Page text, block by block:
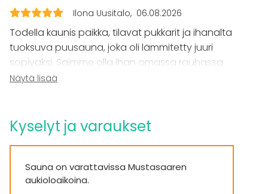
Saunailta
Illallinen / lounas
Kokous
Seminaari / konferenssi
Messut
Esitys / näytös
Elämys / aktiviteetti
Pikkujoulut
Saunatila
Ilona Uusitalo 06.08.2026
Todella kaunis paikka, tilavat pukkarit ja ihanalta
tuoksuva puusauna, joka oli lämmitetty juuri
sopivaksi. Saimme olla ihan omassa rauhassa.
Varasimme paikan polttariporukalle ja oli siihen aivan
Näytä lisää
Kyselyt ja varaukset
Sauna on varattavissa Mustasaaren
aukioloaikoina.